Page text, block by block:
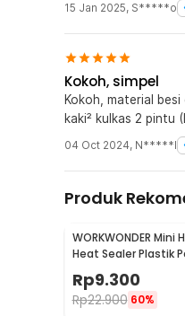
15 Jan 2025, S*****o
Kokoh, simpel
Kokoh, material
kaki² kulkas 2 pintu
04 Oct 2024, N*****I
Produk
WORKWONDER Mini
Heat Sealer Plastik
Baterai AA - LX2000A
Rp9.300
Rp22.900 60%